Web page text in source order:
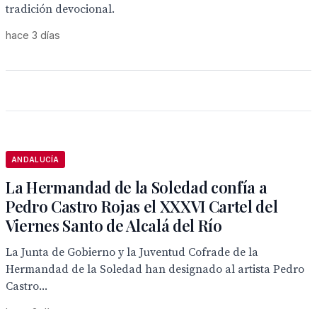
tradición devocional.
hace 3 días
ANDALUCÍA
La Hermandad de la Soledad confía a
Pedro Castro Rojas el XXXVI Cartel del
Viernes Santo de Alcalá del Río
La Junta de Gobierno y la Juventud Cofrade de la
Hermandad de la Soledad han designado al artista Pedro
Castro...